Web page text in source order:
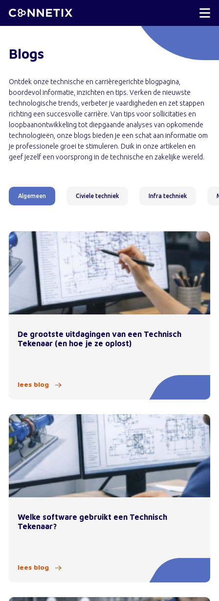
Blogs
Ontdek onze technische en carrièregerichte blogpagina,
boordevol informatie, inzichten en tips. Verken de nieuwste
technologische trends, verbeter je vaardigheden en zet stappen
richting een succesvolle carrière. Van tips voor sollicitaties en
loopbaanontwikkeling tot diepgaande analyses van opkomende
technologieën, onze blogs bieden je een schat aan informatie om
je professionele groei te stimuleren. Duik in onze artikelen en
geef jezelf een voorsprong in de technische en zakelijke wereld.
Algemeen Civiele techniek Infra techniek
De grootste uitdagingen van een Technisch
Tekenaar (en hoe je ze oplost)
lees blog
Welke software gebruikt een Technisch
Tekenaar?
lees blog